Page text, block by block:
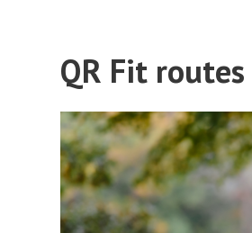
QR Fit